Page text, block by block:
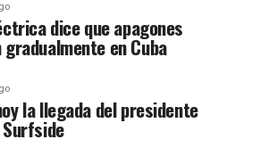
dice que apagones
en Cuba
la llegada del presidente
Surfside